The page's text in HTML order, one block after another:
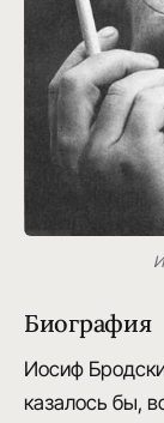
Биография
Иосиф
казалось бы,